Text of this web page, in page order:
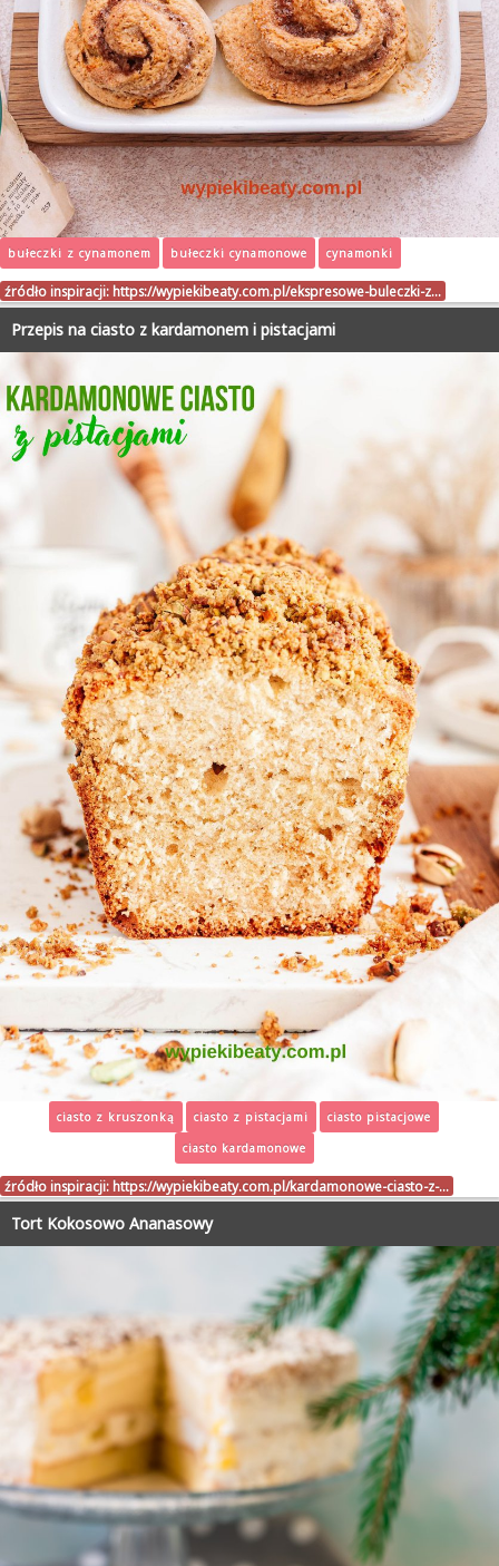
bułeczki z cynamonem bułeczki cynamonowe cynamonki
źródło inspiracji: https://wypiekibeaty.com.pl/ekspresowe-buleczki-z…
Przepis na ciasto z kardamonem i pistacjami
ciasto z kruszonką ciasto z pistacjami
ciasto pistacjowe
ciasto kardamonowe
źródło inspiracji: https://wypiekibeaty.com.pl/kardamonowe-ciasto-z-…
Tort Kokosowo Ananasowy